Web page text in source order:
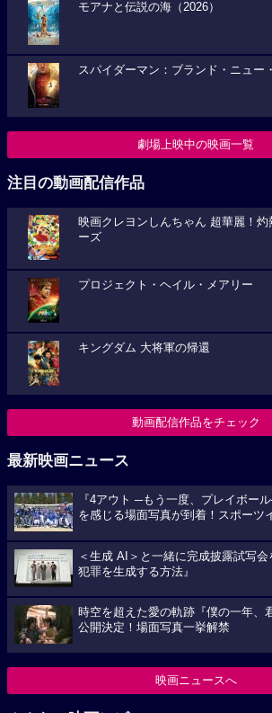
モアナと伝説の海（2026）
スパイダーマン：ブランド・ニュー
劇場上映中の映画一覧
注目の動画配信作品
映画クレヨンしんちゃん 超華麗！
ーズ
プロジェクト・ヘイル・メアリー
キングダム 大将軍の帰還
動画配信作品をチェック
最新映画ニュース
『4アウト ─もう一度、プレイボー
を感じる場面写真が到着！スポーツ
＜生成 AI＞と一緒に完成披露試写
犯罪を生成する方法』
時空を超えた愛の軌跡『僕の一年、
公開決定！場面写真一挙解禁
映画ニュースへ